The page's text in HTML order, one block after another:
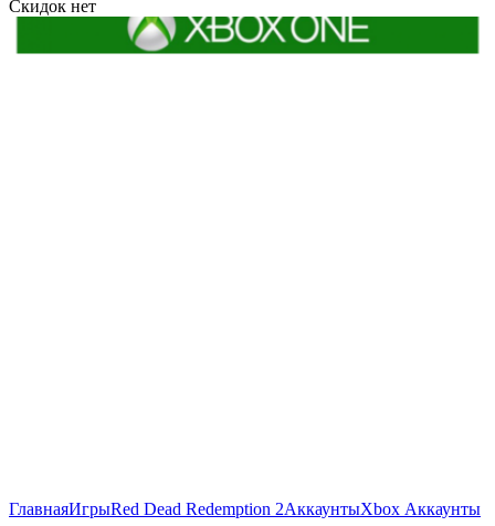
Скидок нет
ГлавнаяИгрыRed Dead Redemption 2АккаунтыXbox Аккаунты